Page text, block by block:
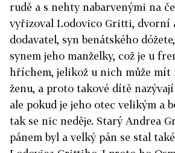
rudě a s nehty nabarvenými na
vyřizoval Lodovico Gritti, dvorní
dodavatel, syn benátského
synem jeho manželky, což je u
hříchem, jelikož u nich může mít
ženu, a proto takové dítě
ale pokud je jeho otec velikým a
tak se nic neděje. Starý Andrea
pánem byl a velký pán se stal